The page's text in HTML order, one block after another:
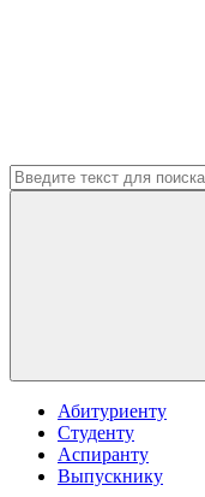
Абитуриенту
Студенту
Аспиранту
Выпускнику